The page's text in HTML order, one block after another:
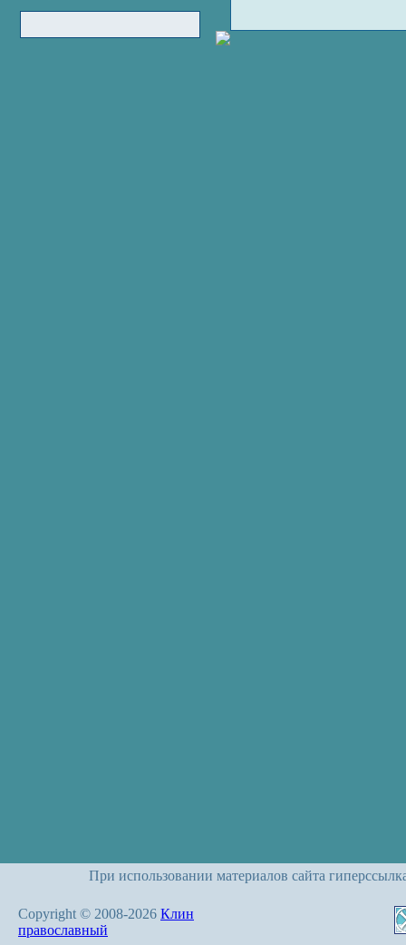
При использовании материалов сайта
Copyright © 2008-2026 Клин
православный